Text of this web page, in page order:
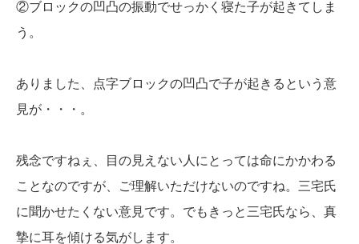
②ブロックの凹凸の振動でせっかく寝た子が起きてしま
う。
ありました、点字ブロックの凹凸で子が起きるという意
見が・・・。
残念ですねぇ、目の見えない人にとっては命にかかわる
ことなのですが、ご理解いただけないのですね。三宅氏
に聞かせたくない意見です。でもきっと三宅氏なら、真
摯に耳を傾ける気がします。